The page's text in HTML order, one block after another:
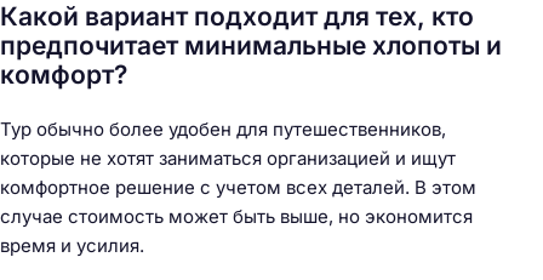
Какой вариант подходит для тех, кто
предпочитает минимальные хлопоты и
комфорт?
Тур обычно более удобен для путешественников,
которые не хотят заниматься организацией и ищут
комфортное решение с учетом всех деталей. В этом
случае стоимость может быть выше, но экономится
время и усилия.